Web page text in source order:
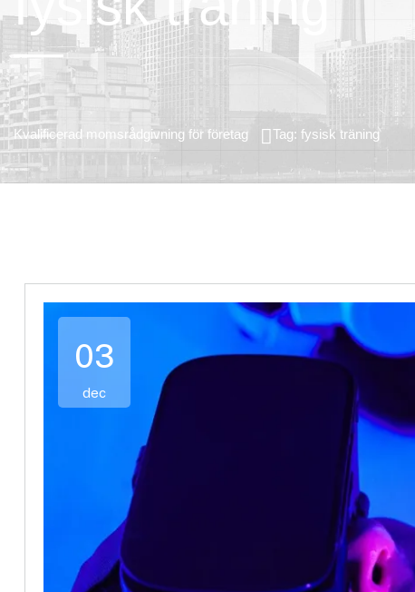
Kvalificerad momsrådgivning för företag Tag: fysisk träning
03
dec